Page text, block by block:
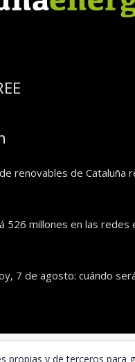
renovables de Cataluña
526 millones en las redes
7 de agosto: cuándo
© UNAENERGÍA, S.L.
propias y de terceros para